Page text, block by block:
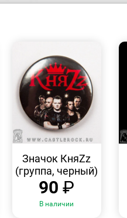
ПРОСМОТР
Значок КняZz
(группа, черный)
90₽
В наличии